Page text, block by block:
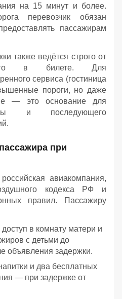
на 15 минут и более.
перевозчик обязан
пассажирам
также ведётся строго от
в билете. Для
сервиса (гостиница
пороги, но даже
— это основание для
и последующего
при
авиакомпания,
кодекса РФ и
правил. Пассажиру
в комнату матери и
с детьми до
объявления задержки.
и два бесплатных
— при задержке от